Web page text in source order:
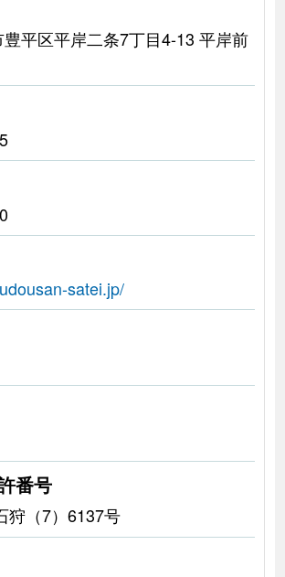
平区平岸二条7丁目4-13 平岸前
satei.jp/
番号
狩（7）6137号